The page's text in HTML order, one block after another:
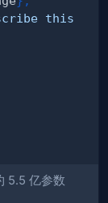
this
5.5 亿参数